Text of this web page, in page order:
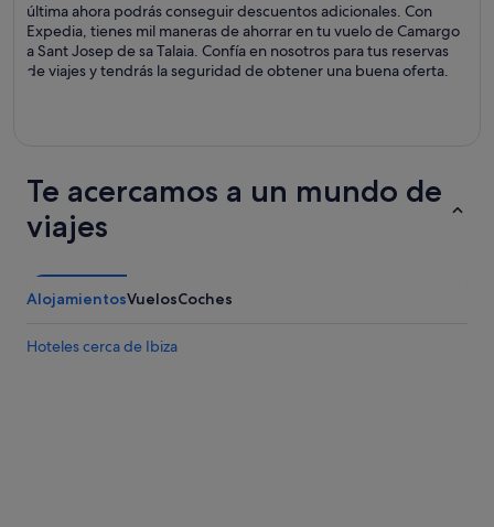
última ahora podrás conseguir descuentos adicionales. Con
Expedia, tienes mil maneras de ahorrar en tu vuelo de Camargo
a Sant Josep de sa Talaia. Confía en nosotros para tus reservas
de viajes y tendrás la seguridad de obtener una buena oferta.
Te acercamos a un mundo de
viajes
AlojamientosVuelosCoches
Hoteles cerca de Ibiza